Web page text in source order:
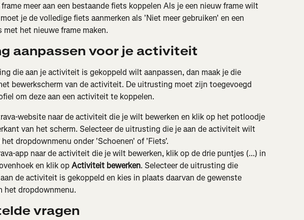
meer aan een bestaande fiets koppelen Als je een nieuw frame wilt
je de volledige fiets aanmerken als 'Niet meer gebruiken' en een
met het nieuwe frame maken.
aanpassen voor je activiteit
die aan je activiteit is gekoppeld wilt aanpassen, dan maak je die
bewerkscherm van de activiteit. De uitrusting moet zijn toegevoegd
om deze aan een activiteit te koppelen.
website naar de activiteit die je wilt bewerken en klik op het potloodje
van het scherm. Selecteer de uitrusting die je aan de activiteit wilt
dropdownmenu onder 'Schoenen' of 'Fiets'.
app naar de activiteit die je wilt bewerken, klik op de drie puntjes (...) in
en klik op Activiteit bewerken. Selecteer de uitrusting die
de activiteit is gekoppeld en kies in plaats daarvan de gewenste
het dropdownmenu.
vragen